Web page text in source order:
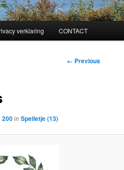
verklaring CONTACT
Image
← Previous
200inSpelletje (13)